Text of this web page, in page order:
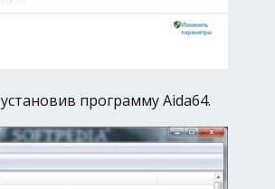
программу Аida64.